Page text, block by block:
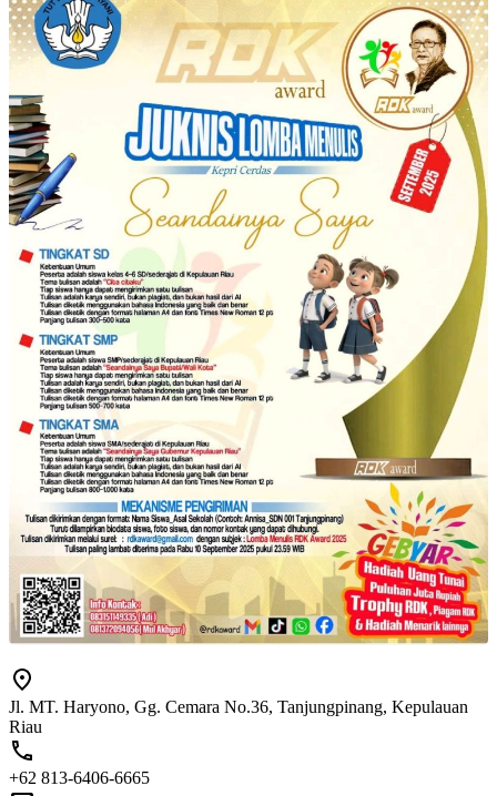
Jl. MT. Haryono, Gg. Cemara No.36, Tanjungpinang, Kepulauan
Riau
+62 813-6406-6665